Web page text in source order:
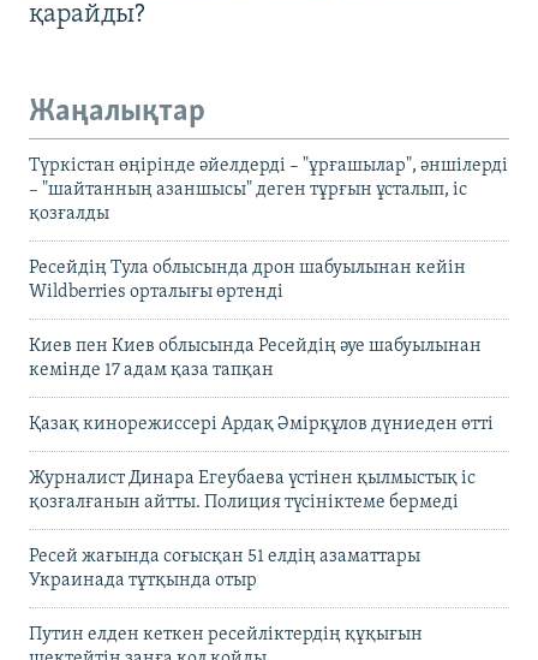
қарайды?
Жаңалықтар
Түркістан өңірінде әйелдерді – "ұрғашылар", әншілерді
– "шайтанның азаншысы" деген тұрғын ұсталып, іс
қозғалды
Ресейдің Тула облысында дрон шабуылынан кейін
Wildberries орталығы өртенді
Киев пен Киев облысында Ресейдің әуе шабуылынан
кемінде 17 адам қаза тапқан
Қазақ кинорежиссері Ардақ Әмірқұлов дүниеден өтті
Журналист Динара Егеубаева үстінен қылмыстық іс
қозғалғанын айтты. Полиция түсініктеме бермеді
Ресей жағында соғысқан 51 елдің азаматтары
Украинада тұтқында отыр
Путин елден кеткен ресейліктердің құқығын